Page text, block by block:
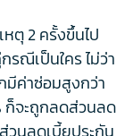
ตุ 2 ครั้งขึ้นไป
รณีเป็นใคร ไม่ว่า
มีค่าซ่อมสูงกว่า
ก็จะถูกลดส่วนลด